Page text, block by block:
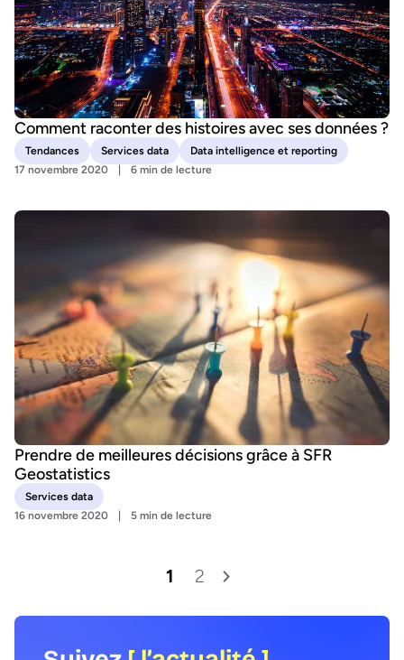
Comment raconter des histoires avec ses données ?
Tendances Services data
Data intelligence et reporting
17 novembre 2020
6 min de lecture
Prendre de meilleures décisions grâce à SFR
Geostatistics
Services data
16 novembre 2020
5 min de lecture
1 2